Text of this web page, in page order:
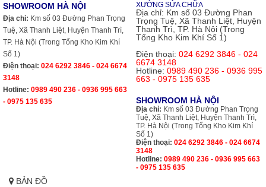
SHOWROOM HÀ NỘI
Địa chỉ: Km số 03 Đường Phan Trọng
Tuệ, Xã Thanh Liệt, Huyện Thanh Trì,
TP. Hà Nội (Trong Tổng Kho Kim Khí
Số 1)
Điện thoại: 024 6292 3846 - 024 6674
3148
Hotline: 0989 490 236 - 0936 995 663
- 0975 135 635
XƯỞNG SỬA CHỮA
Địa chỉ: Km số 03 Đường Phan
Trọng Tuệ, Xã Thanh Liệt, Huyện
Thanh Trì, TP. Hà Nội (Trong
Tổng Kho Kim Khí Số 1)
Điện thoại: 024 6292 3846 - 024
6674 3148
Hotline: 0989 490 236 - 0936 995
663 - 0975 135 635
SHOWROOM HÀ NỘI
Địa chỉ: Km số 03 Đường Phan Trọng
Tuệ, Xã Thanh Liệt, Huyện Thanh Trì,
TP. Hà Nội (Trong Tổng Kho Kim Khí
Số 1)
Điện thoại: 024 6292 3846 - 024 6674
3148
Hotline: 0989 490 236 - 0936 995 663
- 0975 135 635
BẢN ĐỒ